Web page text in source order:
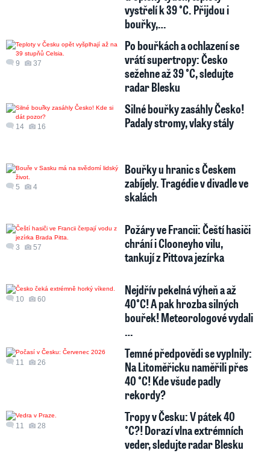
vystřelí k 39 °C. Přijdou i
bouřky,…
9 37
Po bouřkách a ochlazení se
vrátí supertropy: Česko
sežehne až 39 °C, sledujte
radar Blesku
14 16
Silné bouřky zasáhly Česko!
Padaly stromy, vlaky stály
5 4
Bouřky u hranic s Českem
zabíjely. Tragédie v divadle ve
skalách
3 57
Požáry ve Francii: Čeští hasiči
chrání i Clooneyho vilu,
tankují z Pittova jezírka
10 60
Nejdřív pekelná výheň a až
40°C! A pak hrozba silných
bouřek! Meteorologové vydali
…
11 26
Temné předpovědi se vyplnily:
Na Litoměřicku naměřili přes
40 °C! Kde všude padly
rekordy?
11 28
Tropy v Česku: V pátek 40
°C?! Dorazí vlna extrémních
veder, sledujte radar Blesku